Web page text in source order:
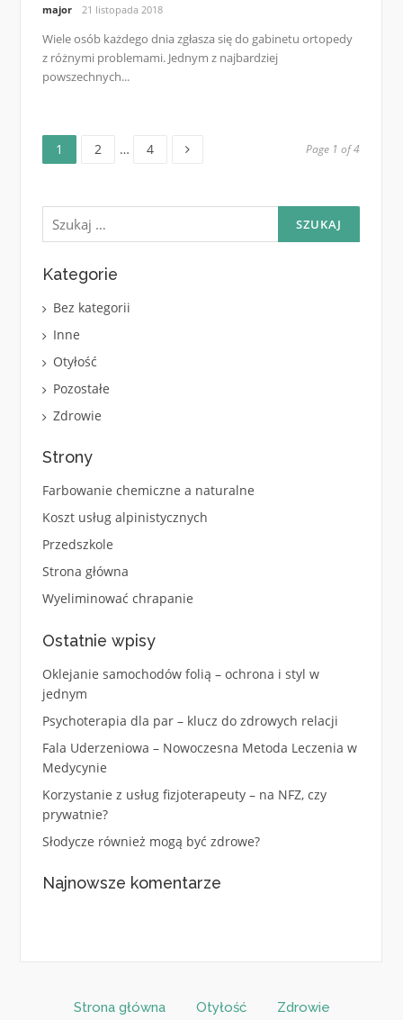
major 21 listopada 2018
Wiele osób każdego dnia zgłasza się do gabinetu ortopedy
z różnymi problemami. Jednym z najbardziej
powszechnych...
Nawigacja
wpisach
Page
1 Page
2 … Page
4 Page 1 of 4
Szukaj:
Kategorie
Bez kategorii
Inne
Otyłość
Pozostałe
Zdrowie
Strony
Farbowanie chemiczne a naturalne
Koszt usług alpinistycznych
Przedszkole
Strona główna
Wyeliminować chrapanie
Ostatnie wpisy
Oklejanie samochodów folią – ochrona i styl w
jednym
Psychoterapia dla par – klucz do zdrowych relacji
Fala Uderzeniowa – Nowoczesna Metoda Leczenia w
Medycynie
Korzystanie z usług fizjoterapeuty – na NFZ, czy
prywatnie?
Słodycze również mogą być zdrowe?
Najnowsze komentarze
Strona główna Otyłość Zdrowie